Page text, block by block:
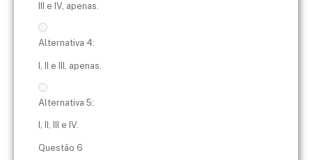
III e IV, apenas.
Alternativa 4:
I, II e III, apenas.
Alternativa 5:
I, II, III e IV.
Questão 6